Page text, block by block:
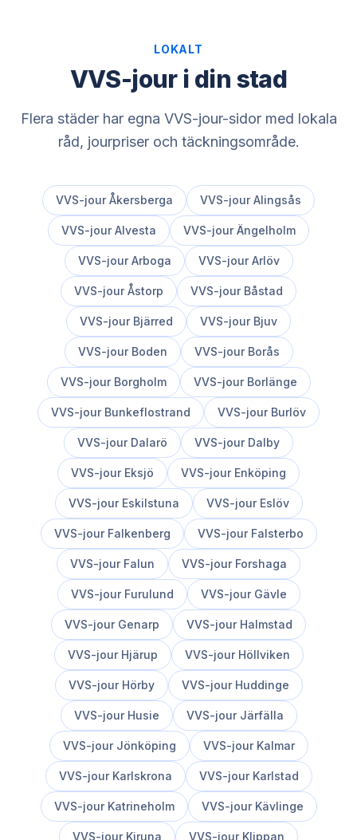
LOKALT
VVS-jour i din stad
Flera städer har egna VVS-jour-sidor med lokala
råd, jourpriser och täckningsområde.
VVS-jourÅkersberga VVS-jourAlingsås
VVS-jourAlvesta VVS-jourÄngelholm
VVS-jourArboga VVS-jourArlöv
VVS-jourÅstorp VVS-jour Båstad
VVS-jour Bjärred VVS-jour Bjuv
VVS-jour Boden VVS-jour Borås
VVS-jour Borgholm VVS-jour Borlänge
VVS-jour Bunkeflostrand VVS-jour Burlöv
VVS-jour Dalarö VVS-jour Dalby
VVS-jour Eksjö VVS-jour Enköping
VVS-jour Eskilstuna VVS-jour Eslöv
VVS-jour Falkenberg VVS-jour Falsterbo
VVS-jour Falun VVS-jour Forshaga
VVS-jour Furulund VVS-jour Gävle
VVS-jour Genarp VVS-jour Halmstad
VVS-jour Hjärup VVS-jour Höllviken
VVS-jour Hörby VVS-jour Huddinge
VVS-jour Husie VVS-jour Järfälla
VVS-jour Jönköping VVS-jour Kalmar
VVS-jour Karlskrona VVS-jour Karlstad
VVS-jour Katrineholm VVS-jour Kävlinge
VVS-jour Kiruna VVS-jour Klippan